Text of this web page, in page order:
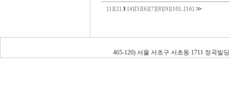
[1] [2] 3 [4] [5] [6] [7] [8] [9] [10] [16] ≫
465-120) 서울 서초구 서초동 1711 정곡빌